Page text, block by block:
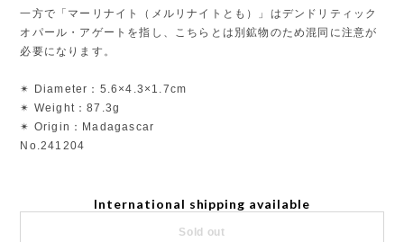
一方で「マーリナイト（メルリナイトとも）」はデンドリティック
オパール・アゲートを指し、こちらとは別鉱物のため混同に注意が
必要になります。
✴︎ Diameter：5.6×4.3×1.7cm
✴︎ Weight：87.3g
✴︎ Origin：Madagascar
No.241204
International shipping available
Sold out